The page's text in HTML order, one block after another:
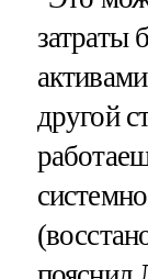
затраты
другой